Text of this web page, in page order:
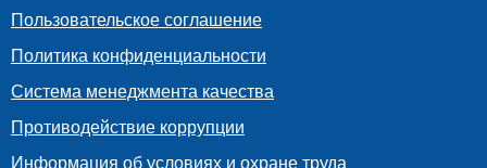
Пользовательское соглашение
Политика конфиденциальности
Система менеджмента качества
Противодействие коррупции
Информация об условиях и охране труда